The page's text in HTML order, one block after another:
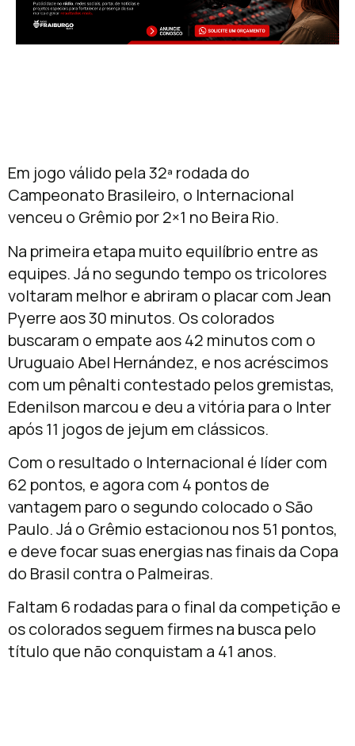
Em jogo válido pela 32ª rodada do
Campeonato Brasileiro, o Internacional
venceu o Grêmio por 2×1 no Beira Rio.
Na primeira etapa muito equilíbrio entre as
equipes. Já no segundo tempo os tricolores
voltaram melhor e abriram o placar com Jean
Pyerre aos 30 minutos. Os colorados
buscaram o empate aos 42 minutos com o
Uruguaio Abel Hernández, e nos acréscimos
com um pênalti contestado pelos gremistas,
Edenilson marcou e deu a vitória para o Inter
após 11 jogos de jejum em clássicos.
Com o resultado o Internacional é líder com
62 pontos, e agora com 4 pontos de
vantagem paro o segundo colocado o São
Paulo. Já o Grêmio estacionou nos 51 pontos,
e deve focar suas energias nas finais da Copa
do Brasil contra o Palmeiras.
Faltam 6 rodadas para o final da competição e
os colorados seguem firmes na busca pelo
título que não conquistam a 41 anos.